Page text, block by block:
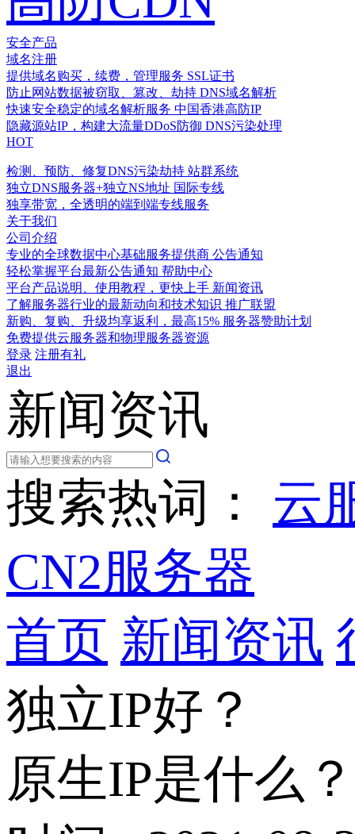
安全产品
域名注册
提供域名购买，续费，管理服务 SSL证书
防止网站数据被窃取、篡改、劫持 DNS域名解析
快速安全稳定的域名解析服务 中国香港高防IP
隐藏源站IP，构建大流量DDoS防御 DNS污染处理
HOT
检测、预防、修复DNS污染劫持 站群系统
独立DNS服务器+独立NS地址 国际专线
独享带宽，全透明的端到端专线服务
关于我们
公司介绍
专业的全球数据中心基础服务提供商 公告通知
轻松掌握平台最新公告通知 帮助中心
平台产品说明、使用教程，更快上手 新闻资讯
了解服务器行业的最新动向和技术知识 推广联盟
新购、复购、升级均享返利，最高15% 服务器赞助计划
免费提供云服务器和物理服务器资源
登录 注册有礼
退出
新闻资讯
搜索热词： 云
CN2服务器
首页 新闻资讯
独立IP好？
原生IP是什么